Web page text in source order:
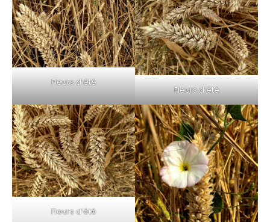
Fleurs d’été
Fleurs d’été
Fleurs d’été